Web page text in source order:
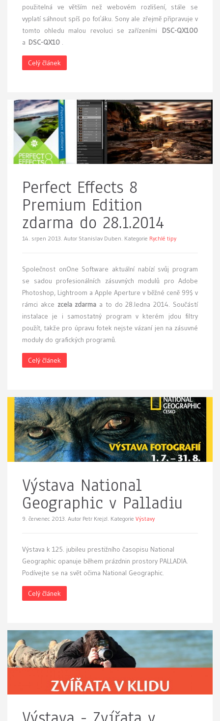
použitelná ve větším než webovém rozlišení, stále se
vyplatí sáhnout spíš po foťáku. Sony ale zřejmě připravuje v
tomto ohledu malou revoluci se zařízeními DSC-QX100
a DSC-QX10 .
Celý článek
Perfect Effects 8
Premium Edition
zdarma do 28.1.2014
14. srpen 2013. Autor Stanislav Duben. Kategorie Rychlé tipy
Společnost onOne Software aktuální nabízí svůj program
se sadou profesionálních zásuvných modulů pro Adobe
Photoshop, Lightroom a Apple Aperture v běžné ceně 99$ v
rámci akce zcela zdarma a to do 28.ledna 2014. Součástí
instalace je i samostatný program v kterém jdou filtry
použít, takže pro úpravu fotek nejste vázaní jen na zásuvné
moduly do grafických programů.
Celý článek
Výstava National
Geographic v Palladiu
9. červenec 2013. Autor Petr Krejzl. Kategorie Výstavy
Výstava k 125. jubileu prestižního časopisu National
Geographic opanuje během prázdnin prostory PALLADIA.
Podívejte se na svět očima National Geographic.
Celý článek